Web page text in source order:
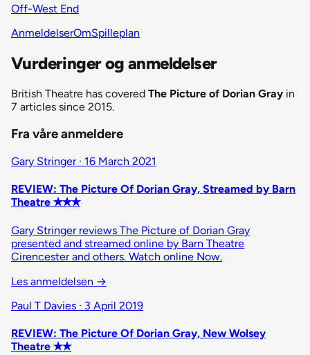
Off-West End
AnmeldelserOmSpilleplan
Vurderinger og anmeldelser
British Theatre has covered The Picture of Dorian Gray in
7 articles since 2015.
Fra våre anmeldere
Gary Stringer · 16 March 2021
REVIEW: The Picture Of Dorian Gray, Streamed by Barn
Theatre ✭✭✭
Gary Stringer reviews The Picture of Dorian Gray
presented and streamed online by Barn Theatre
Cirencester and others. Watch online Now.
Les anmeldelsen →
Paul T Davies · 3 April 2019
REVIEW: The Picture Of Dorian Gray, New Wolsey
Theatre ✭✭